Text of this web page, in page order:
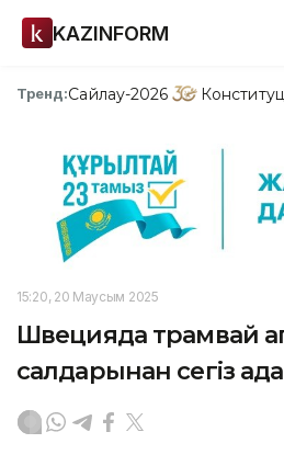
KAZINFORM
Тренд:Сайлау-2026
15:20, 20 Маусым 2025
Швецияда трамвай
салдарынан сегіз